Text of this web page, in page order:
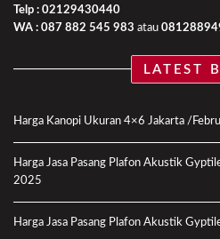
Telp : 02129430440
WA : 087 882 545 983 atau
LATEST
Harga Kanopi Ukuran 4×6 Jakarta
Harga Jasa Pasang Plafon Akustik
2025
Harga Jasa Pasang Plafon Akustik